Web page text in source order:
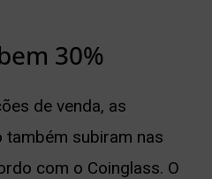
30%
de venda, as
subiram nas
com o Coinglass. O